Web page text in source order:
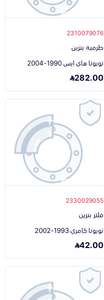
2310079076
طرمبة بنزين
تويوتا هاي ايس 1990-2004
282.00
2330029055
فلتر بنزين
تويوتا كامري 1993-2002
42.00